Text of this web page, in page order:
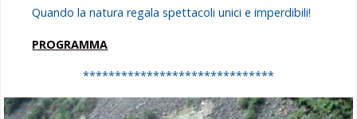
Quando la natura regala spettacoli unici e imperdibili!
PROGRAMMA
******************************